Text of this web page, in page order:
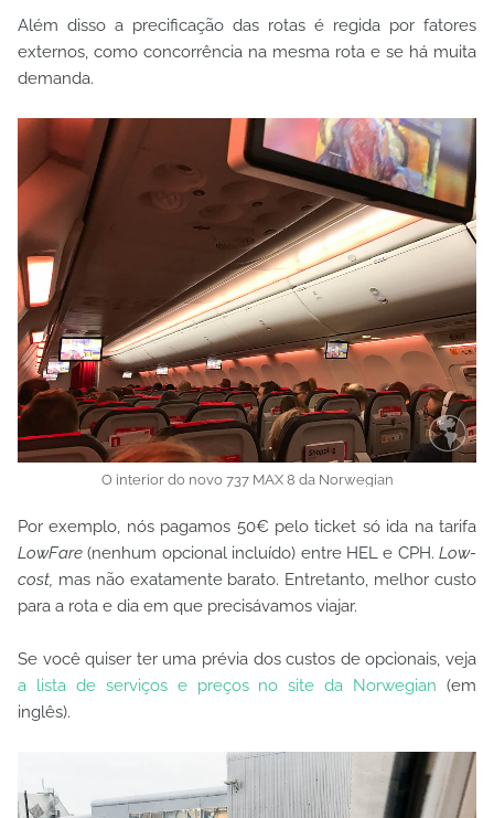
Além disso a precificação das rotas é regida por fatores
externos, como concorrência na mesma rota e se há muita
demanda.
O interior do novo 737 MAX 8 da Norwegian
Por exemplo, nós pagamos 50€ pelo ticket só ida na tarifa
LowFare (nenhum opcional incluído) entre HEL e CPH. Low-
cost, mas não exatamente barato. Entretanto, melhor custo
para a rota e dia em que precisávamos viajar.
Se você quiser ter uma prévia dos custos de opcionais, veja
a lista de serviços e preços no site da Norwegian (em
inglês).